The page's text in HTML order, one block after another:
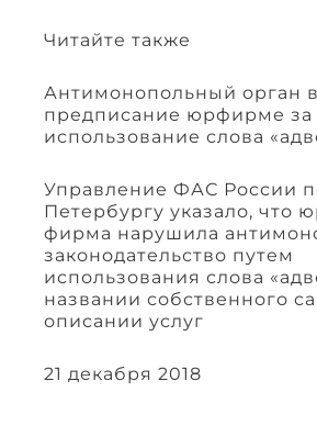
Читайте также
Антимонопольный орган
предписание юрфирме за
использование слова
Управление ФАС России
Петербургу указало, что
фирма нарушила
законодательство путем
использования слова
названии собственного
описании услуг
21 декабря 2018